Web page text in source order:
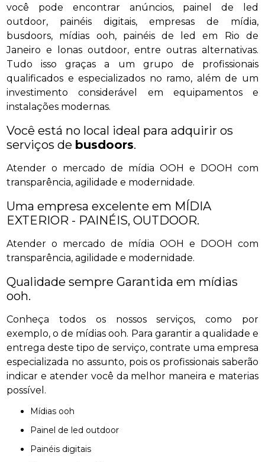
você pode encontrar anúncios, painel de led
outdoor, painéis digitais, empresas de mídia,
busdoors, mídias ooh, painéis de led em Rio de
Janeiro e lonas outdoor, entre outras alternativas.
Tudo isso graças a um grupo de profissionais
qualificados e especializados no ramo, além de um
investimento considerável em equipamentos e
instalações modernas.
Você está no local ideal para adquirir os
serviços de busdoors.
Atender o mercado de mídia OOH e DOOH com
transparência, agilidade e modernidade.
Uma empresa excelente em MÍDIA
EXTERIOR - PAINÉIS, OUTDOOR.
Atender o mercado de mídia OOH e DOOH com
transparência, agilidade e modernidade.
Qualidade sempre Garantida em mídias
ooh.
Conheça todos os nossos serviços, como por
exemplo, o de mídias ooh. Para garantir a qualidade e
entrega deste tipo de serviço, contrate uma empresa
especializada no assunto, pois os profissionais saberão
indicar e atender você da melhor maneira e materias
possível.
mídias ooh
painel de led outdoor
painéis digitais